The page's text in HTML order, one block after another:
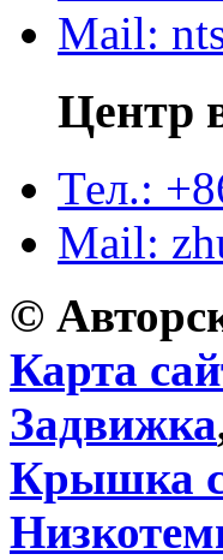
Mail:
Центр
Тел.:
Mail:
©
Карта
Задвижка
Крышка с